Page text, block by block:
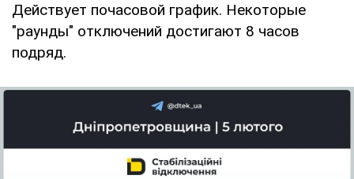
Действует почасовой график. Некоторые
"раунды" отключений достигают 8 часов
подряд.